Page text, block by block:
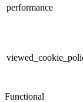
performance
Functional